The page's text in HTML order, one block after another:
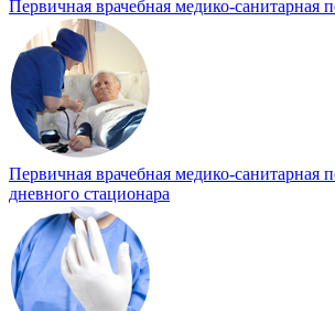
Первичная врачебная медико-санитарная
Первичная врачебная медико-санитарная
дневного стационара